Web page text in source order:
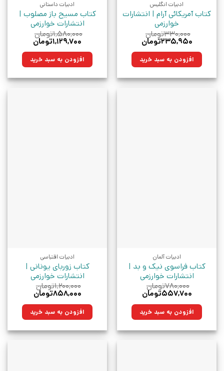
ادبیات انگلیس
کتاب آمریکائی آرام | انتشارات
خوارزمی
۳۳۰,۰۰۰تومان
قیمت
۳۳۰,۰۰۰تومان
بود.
۲۳۵,۹۵۰تومان
۲۳۵,۹۵۰تومان.افزودن به سبد خرید
ادبیات داستانی
کتاب مسیح باز مصلوب |
انتشارات خوارزمی
۱,۵۸۰,۰۰۰تومان
قیمت
۱,۵۸۰,۰۰۰تومان
بود.
۱,۱۲۹,۷۰۰تومان
۱,۱۲۹,۷۰۰تومان.افزودن به سبد خرید
ادبیات آلمان
کتاب فراسوی نیک و بد |
انتشارات خوارزمی
۷۸۰,۰۰۰تومان
قیمت
۷۸۰,۰۰۰تومان
بود.
۵۵۷,۷۰۰تومان
۵۵۷,۷۰۰تومان.افزودن به سبد خرید
ادبیات اقتباسی
کتاب زوربای یونانی |
انتشارات خوارزمی
۱,۲۰۰,۰۰۰تومان
قیمت
۱,۲۰۰,۰۰۰تومان
بود.
۸۵۸,۰۰۰تومان
۸۵۸,۰۰۰تومان.افزودن به سبد خرید